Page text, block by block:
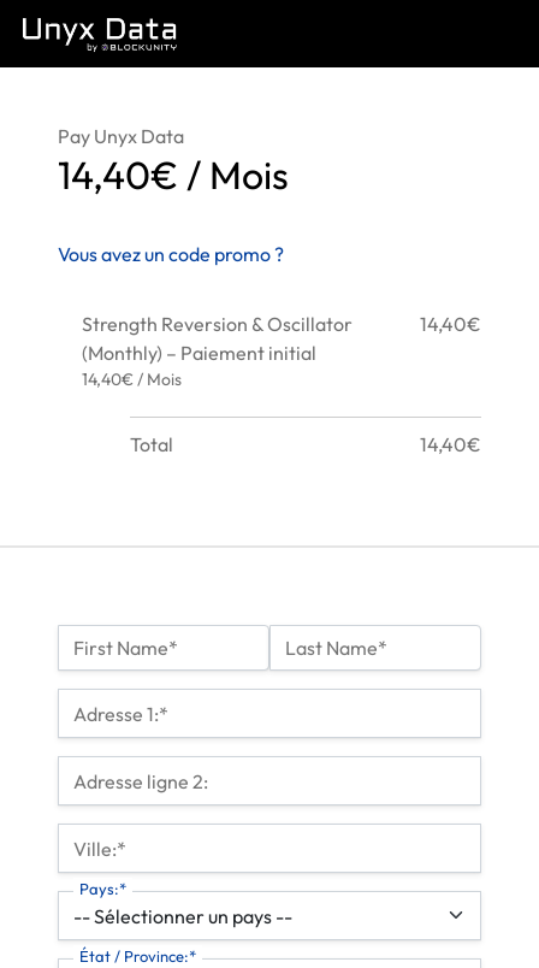
Nom :*
First Name* Last Name*
Billing Address
Adresse 1:*
Adresse ligne 2:
Ville:*
Pays:*
État / Province:*
Pay Unyx Data
14,40€ / Mois
Vous avez un code promo ?
Strength Reversion & Oscillator
(Monthly) – Paiement initial
14,40€ / Mois
14,40€
Total 14,40€